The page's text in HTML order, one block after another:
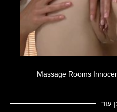
Massage Rooms
עוד